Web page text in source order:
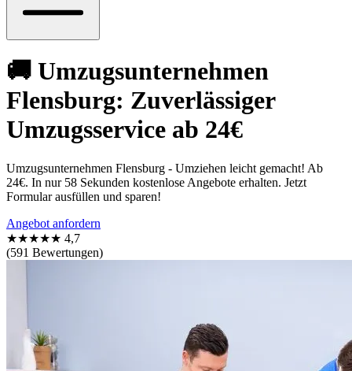
🚚 Umzugsunternehmen
Flensburg: Zuverlässiger
Umzugsservice ab 24€
Umzugsunternehmen Flensburg - Umziehen leicht gemacht! Ab
24€. In nur 58 Sekunden kostenlose Angebote erhalten. Jetzt
Formular ausfüllen und sparen!
Angebot anfordern
★★★★★ 4,7
(591 Bewertungen)